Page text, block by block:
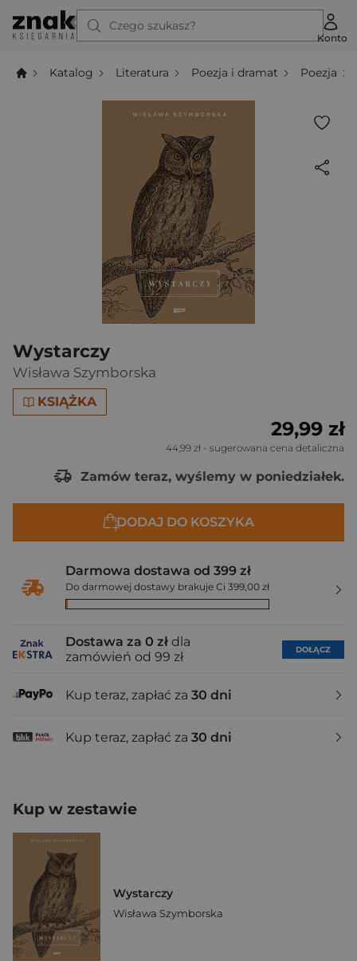
Czego szukasz?
Konto
Katalog Literatura Poezja i dramat Poezja
Wystarczy
Wisława Szymborska
KSIĄŻKA
29,99 zł
44,99 zł - sugerowana cena detaliczna
Zamów teraz, wyślemy w poniedziałek.
DODAJ DO KOSZYKA
Darmowa dostawa od 399 zł
Do darmowej dostawy brakuje Ci 399,00 zł
Dostawa za 0 zł dla
zamówień od 99 zł
DOŁĄCZ
Kup teraz, zapłać za 30 dni
Kup teraz, zapłać za 30 dni
Kup w zestawie
Wystarczy
Wisława Szymborska